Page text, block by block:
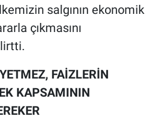
salgının ekonomik
çıkmasını
FAİZLERİN
KAPSAMININ